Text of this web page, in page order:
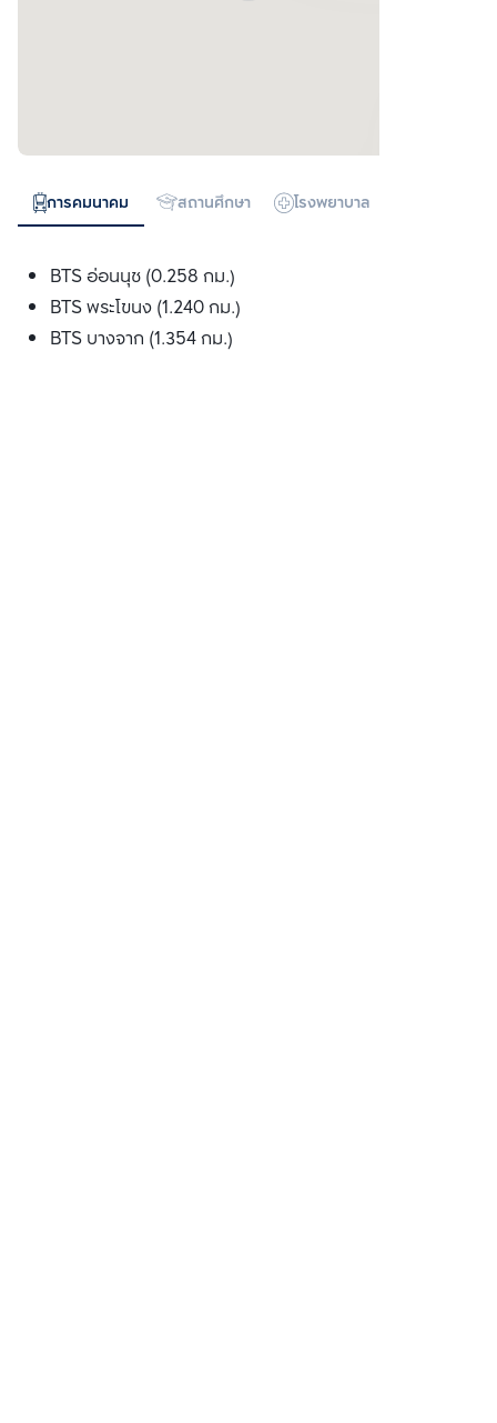
การคมนาคม สถานศึกษา โรงพยาบาล
BTS อ่อนนุช (0.258 กม.)
BTS พระโขนง (1.240 กม.)
BTS บางจาก (1.354 กม.)